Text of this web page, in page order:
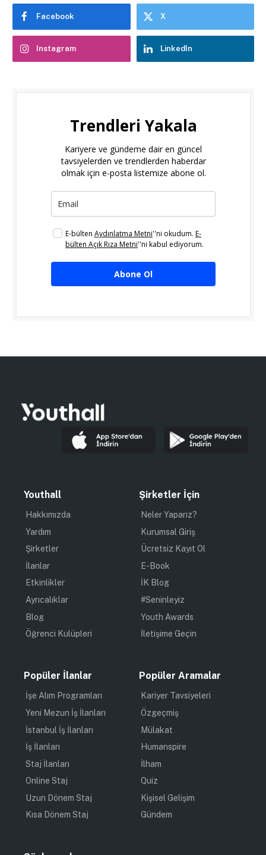
Facebook X
Instagram LinkedIn
Trendleri Yakala
Kariyere ve gündeme dair en güncel
tavsiyelerden ve trendlerden haberdar
olmak için e-posta listemize abone ol.
E-bülten Aydınlatma Metni''ni okudum. E-
bülten Açık Rıza Metni''ni kabul ediyorum.
Abone Ol
Youthall
Hakkımızda
Yardım
Şirketler
İlanlar
Etkinlikler
Ayrıcalıklar
Blog
Öğrenci Kulüpleri
Şirketler İçin
Neler Yaparız?
Kurumsal Giriş
Ücretsiz Kayıt Ol
E-Book
İK Blog
#Seninleyiz
Youth Awards
İletişime Geçin
Popüler İlanlar
İşe Alım Programları
Yeni Mezun İş İlanları
İstanbul İş İlanları
İş İlanları
Staj İlanları
Online Staj
Uzun Dönem Staj
Kısa Dönem Staj
Popüler Aramalar
Kariyer Tavsiyeleri
Özgeçmiş
Mülakat
Humanspire
İlham
Quiz
Kişisel Gelişim
Gündem